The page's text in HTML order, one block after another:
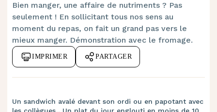
Bien manger, une affaire de nutriments ? Pas
seulement ! En sollicitant tous nos sens au
moment du repas, on fait un grand pas vers le
mieux manger. Démonstration avec le fromage.
IMPRIMER PARTAGER
Un sandwich avalé devant son ordi ou en papotant avec